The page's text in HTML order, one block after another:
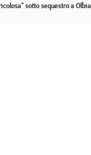
sotto sequestro a Olbia